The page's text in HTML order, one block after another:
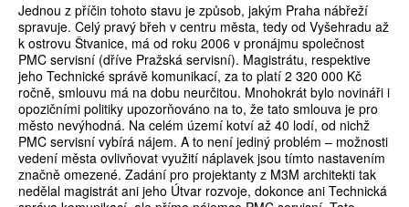
Jednou z příčin tohoto stavu je způsob, jakým Praha nábřeží
spravuje. Celý pravý břeh v centru města, tedy od Vyšehradu až
k ostrovu Štvanice, má od roku 2006 v pronájmu společnost
PMC servisní (dříve Pražská servisní). Magistrátu, respektive
jeho Technické správě komunikací, za to platí 2 320 000 Kč
ročně, smlouvu má na dobu neurčitou. Mnohokrát bylo novináři i
opozičními politiky upozorňováno na to, že tato smlouva je pro
město nevýhodná. Na celém území kotví až 40 lodí, od nichž
PMC servisní vybírá nájem. A to není jediný problém – možnosti
vedení města ovlivňovat využití náplavek jsou tímto nastavením
značně omezené. Zadání pro projektanty z M3M architekti tak
nedělal magistrát ani jeho Útvar rozvoje, dokonce ani Technická